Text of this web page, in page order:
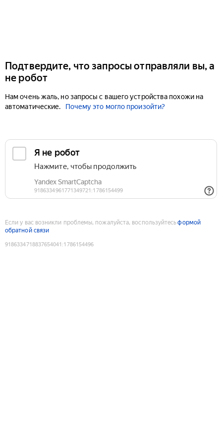
Подтвердите, что запросы отправляли вы, а
не робот
Нам очень жаль, но запросы с вашего устройства похожи на
автоматические.
Почему это могло произойти?
Если у вас возникли проблемы, пожалуйста, воспользуйтесьформой
обратной связи
9186334718837654041 :1786154496